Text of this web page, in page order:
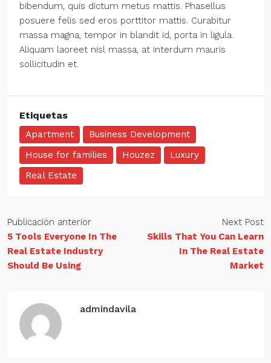
bibendum, quis dictum metus mattis. Phasellus
posuere felis sed eros porttitor mattis. Curabitur
massa magna, tempor in blandit id, porta in ligula.
Aliquam laoreet nisl massa, at interdum mauris
sollicitudin et.
Etiquetas
Apartment
Business Development
House for families
Houzez
Luxury
Real Estate
Publicación anterior
5 Tools Everyone In The
Real Estate Industry
Should Be Using
Next Post
Skills That You Can Learn
In The Real Estate
Market
admindavila